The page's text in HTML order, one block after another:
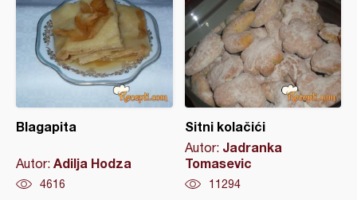
Blagapita
Autor: Adilja Hodza
4616
Sitni kolačići
Autor: Jadranka
Tomasevic
11294